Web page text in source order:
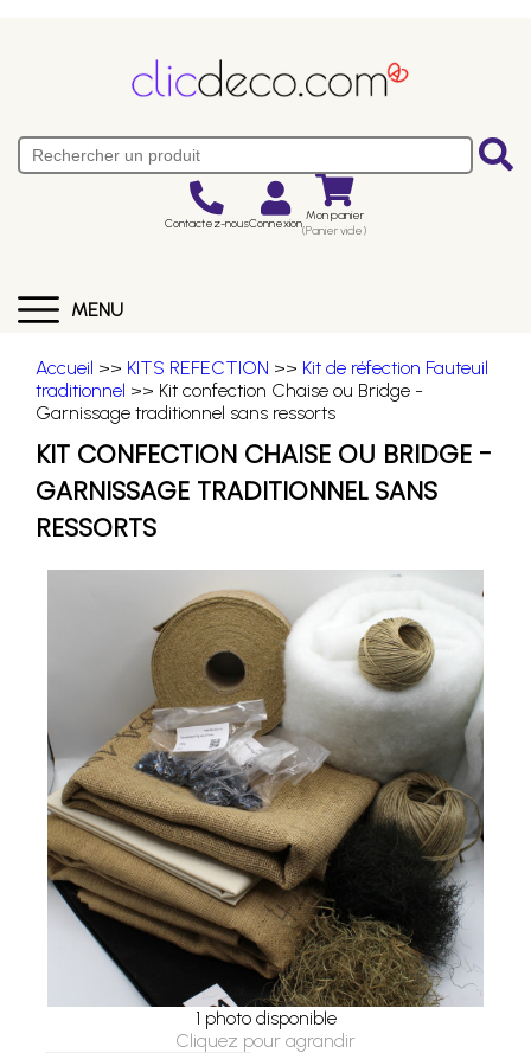
Contactez-nousConnexion Mon panier
(Panier vide)
MENU
Accueil >> KITS REFECTION >> Kit de réfection Fauteuil
traditionnel >> Kit confection Chaise ou Bridge -
Garnissage traditionnel sans ressorts
KIT CONFECTION CHAISE OU BRIDGE -
GARNISSAGE TRADITIONNEL SANS
RESSORTS
1 photo disponible
Cliquez pour agrandir